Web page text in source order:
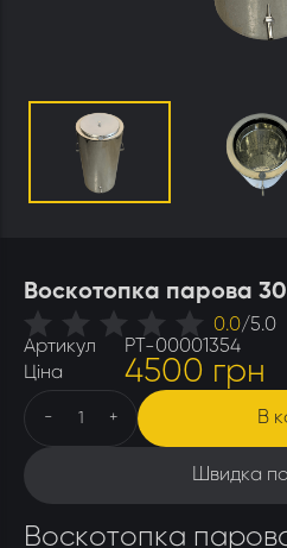
Ящики бджолярські
Столи для розпечатування
Воскотопка парова
0.0/5.0
Артикул
РТ-00001354
Ціна
4500 грн
- + В
Швидка
Воскотопка